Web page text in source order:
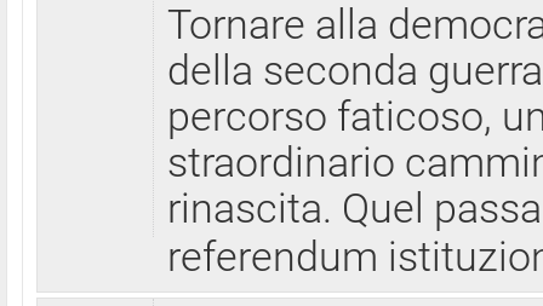
Tornare alla
della seconda
percorso faticoso,
straordinario
rinascita. Quel
referendum